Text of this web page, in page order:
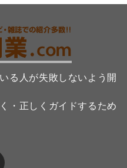
る人が失敗しないよう開
・正しくガイドするため